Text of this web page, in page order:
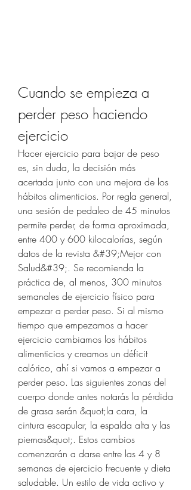
Cuando se empieza a
perder peso haciendo
ejercicio
Hacer ejercicio para bajar de peso
es, sin duda, la decisión más
acertada junto con una mejora de los
hábitos alimenticios. Por regla general,
una sesión de pedaleo de 45 minutos
permite perder, de forma aproximada,
entre 400 y 600 kilocalorías, según
datos de la revista &#39;Mejor con
Salud&#39;. Se recomienda la
práctica de, al menos, 300 minutos
semanales de ejercicio físico para
empezar a perder peso. Si al mismo
tiempo que empezamos a hacer
ejercicio cambiamos los hábitos
alimenticios y creamos un déficit
calórico, ahí si vamos a empezar a
perder peso. Las siguientes zonas del
cuerpo donde antes notarás la pérdida
de grasa serán &quot;la cara, la
cintura escapular, la espalda alta y las
piernas&quot;. Estos cambios
comenzarán a darse entre las 4 y 8
semanas de ejercicio frecuente y dieta
saludable. Un estilo de vida activo y